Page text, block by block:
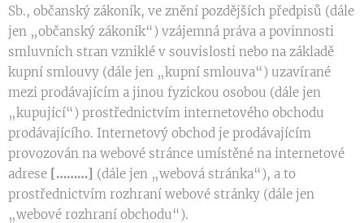
Sb., občanský zákoník, ve znění pozdějších předpisů (dále
jen „občanský zákoník“) vzájemná práva a povinnosti
smluvních stran vzniklé v souvislosti nebo na základě
kupní smlouvy (dále jen „kupní smlouva“) uzavírané
mezi prodávajícím a jinou fyzickou osobou (dále jen
„kupující“) prostřednictvím internetového obchodu
prodávajícího. Internetový obchod je prodávajícím
provozován na webové stránce umístěné na internetové
adrese [………] (dále jen „webová stránka“), a to
prostřednictvím rozhraní webové stránky (dále jen
„webové rozhraní obchodu“).